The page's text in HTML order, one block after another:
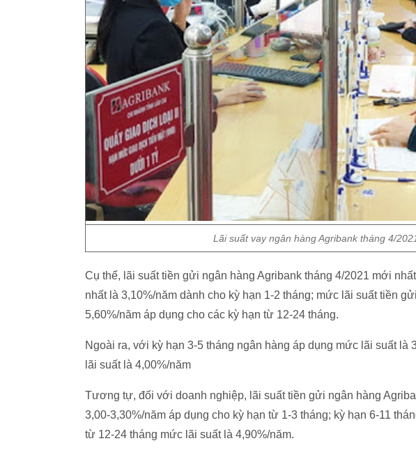
Lãi suất vay ngân hàng Agribank tháng 4/
Cụ thể, lãi suất tiền gửi ngân hàng Agribank tháng 4/2021 mới
nhất là 3,10%/năm dành cho kỳ hạn 1-2 tháng; mức lãi suất tiền
5,60%/năm áp dụng cho các kỳ hạn từ 12-24 tháng.
Ngoài ra, với kỳ hạn 3-5 tháng ngân hàng áp dụng mức lãi suất là
lãi suất là 4,00%/năm
Tương tự, đối với doanh nghiệp, lãi suất tiền gửi ngân hàng
3,00-3,30%/năm áp dụng cho kỳ hạn từ 1-3 tháng; kỳ hạn 6-11
từ 12-24 tháng mức lãi suất là 4,90%/năm.